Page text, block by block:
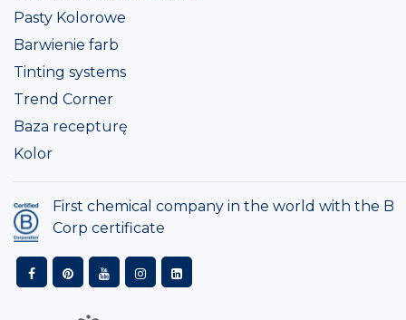
Pasty Kolorowe
Barwienie farb
Tinting systems
Trend Corner
Baza recepturę
Kolor
First chemical company in the world with the B
Corp certificate